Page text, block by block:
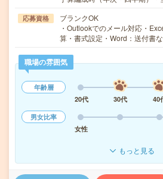
応募資格
ブランクOK
・Outlookでのメール対応・
算・書式設定・Word：送付書
職場の雰囲気
年齢層
20代
30代 40
男女比率
女性
もっと見る